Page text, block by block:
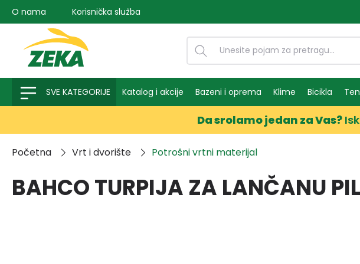
pretragu Preskoči na glavnu navigaciju
O nama Korisnička služba
SVE KATEGORIJE Katalog i akcije Bazeni i oprema Klime Bicikla
Da srolamo jedan za Vas?
Početna Vrt i dvorište Potrošni vrtni materijal
BAHCO TURPIJA ZA LANČANU